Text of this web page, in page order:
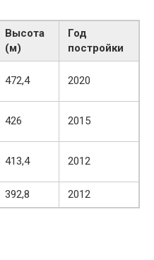
Высота
(м)
Год
постройки
472,4 2020
426 2015
413,4 2012
392,8 2012